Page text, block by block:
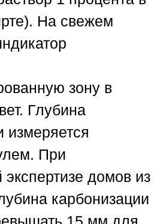
На свежем
зону в
Глубина
измеряется
При
экспертизе домов из
карбонизации